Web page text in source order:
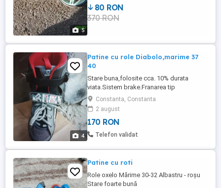
5
mana ,la 160 lei.
80 RON
370 RON
4
Patine cu role Diabolo,marime 37
40
Stare buna,folosite cca. 10% durata
viata.Sistem brake.Franarea tip
Diabolo,usoara,simpla eficienta Se poate
astfel controla si viteza.Rotile cu diametru
76 mm cu rulmenti abec 5. Se fixeaza cu
sireturi,-strap-catarama
micrometricas.Soseta interioara
Constanta, Constanta
2 august
170 RON
Telefon validat
Patine cu roti
Role oxelo Mărime 30-32 Albastru - roșu
Stare foarte bună